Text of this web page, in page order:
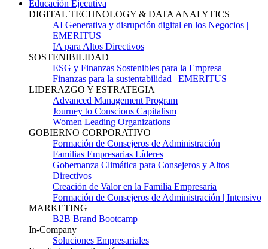
Educación Ejecutiva
DIGITAL TECHNOLOGY & DATA ANALYTICS
AI Generativa y disrupción digital en los Negocios |
EMERITUS
IA para Altos Directivos
SOSTENIBILIDAD
ESG y Finanzas Sostenibles para la Empresa
Finanzas para la sustentabilidad | EMERITUS
LIDERAZGO Y ESTRATEGIA
Advanced Management Program
Journey to Conscious Capitalism
Women Leading Organizations
GOBIERNO CORPORATIVO
Formación de Consejeros de Administración
Familias Empresarias Líderes
Gobernanza Climática para Consejeros y Altos
Directivos
Creación de Valor en la Familia Empresaria
Formación de Consejeros de Administración | Intensivo
MARKETING
B2B Brand Bootcamp
In-Company
Soluciones Empresariales